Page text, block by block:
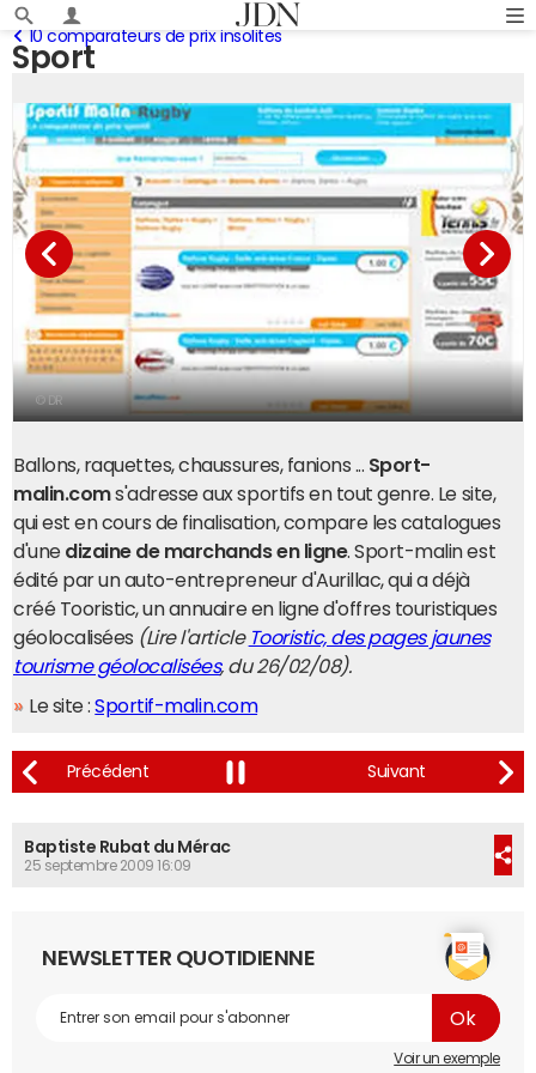
Sport
10 comparateurs de prix insolites
© DR
Ballons, raquettes, chaussures, fanions ... Sport-
malin.coms'adresse aux sportifs en tout genre. Le site,
qui est en cours de finalisation, compare les catalogues
d'une dizaine de marchands en ligne. Sport-malin est
édité par un auto-entrepreneur d'Aurillac, qui a déjà
créé Tooristic, un annuaire en ligne d'offres touristiques
géolocalisées (Lire l'article Tooristic, des pages jaunes
tourisme géolocalisées, du 26/02/08).
Le site :Sportif-malin.com
Baptiste Rubat du Mérac
25 septembre 2009 16:09
NEWSLETTER QUOTIDIENNE
Voir un exemple